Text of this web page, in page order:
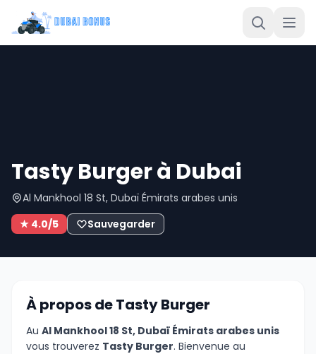
Tasty Burger à Dubai
Al Mankhool 18 St, Dubaï Émirats arabes unis
★ 4.0/5
Sauvegarder
À propos de Tasty Burger
Au Al Mankhool 18 St, Dubaï Émirats arabes unis
vous trouverez Tasty Burger. Bienvenue au